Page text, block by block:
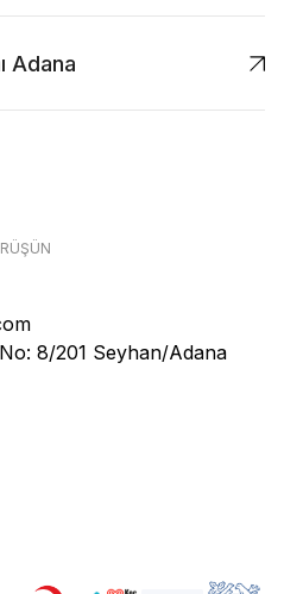
Adana
8/201 Seyhan/Adana